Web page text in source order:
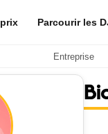
Parcourir les
Entreprise